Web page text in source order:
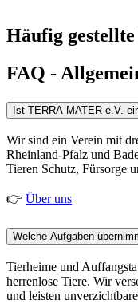
Häufig
FAQ -
Ist TERRA MATER e.V.
Wir sind ein Verein mit
Rheinland-Pfalz und
Tieren Schutz, Fürsorge
👉 Über uns
Welche Aufgaben
Tierheime und
herrenlose Tiere. Wir
und leisten